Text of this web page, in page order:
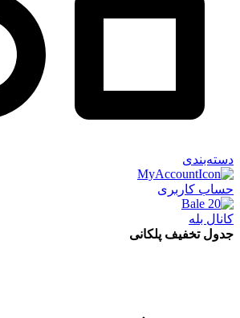
دسته‌بندی
حساب کاربری
کانال بله
جدول تخفیف پلکانی